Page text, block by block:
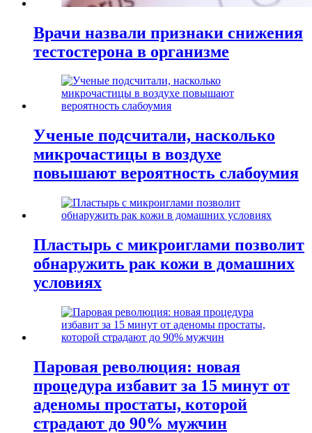
Врачи назвали признаки снижения
тестостерона в организме
Ученые подсчитали, насколько
микрочастицы в воздухе
повышают вероятность слабоумия
Пластырь с микроиглами позволит
обнаружить рак кожи в домашних
условиях
Паровая революция: новая
процедура избавит за 15 минут от
аденомы простаты, которой
страдают до 90% мужчин